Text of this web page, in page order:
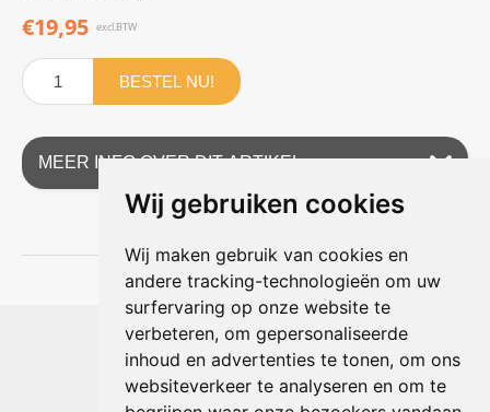
Wij gebruiken cookies
Wij maken gebruik van cookies en
andere tracking-technologieën om uw
surfervaring op onze website te
verbeteren, om gepersonaliseerde
inhoud en advertenties te tonen, om ons
websiteverkeer te analyseren en om te
€19,95 excl.BTW
BESTEL NU!
MEER INFO OVER DIT ARTIKEL
Shophouse online
Max Planckstraat 4
6716 BE Ede, Nederland
Telefoon:+31(0)318 618 121